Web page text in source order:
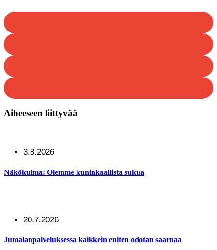
Aiheeseen liittyvää
3.8.2026
Näkökulma: Olemme kuninkaallista sukua
20.7.2026
Jumalanpalveluksessa kaikkein eniten odotan saarnaa